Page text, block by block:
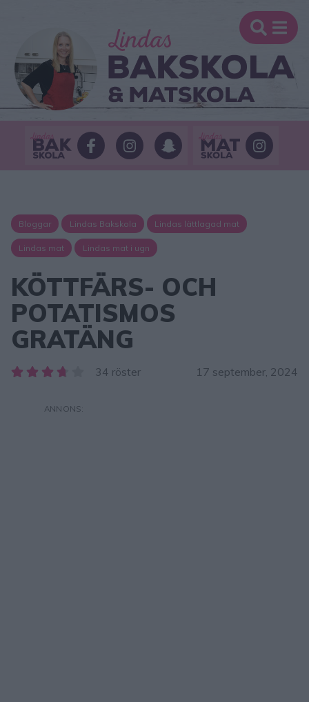
Bloggar Lindas Bakskola Lindas lättlagad mat
Lindas mat Lindas mat i ugn
KÖTTFÄRS- OCH
POTATISMOS
GRATÄNG
34 röster 17 september, 2024